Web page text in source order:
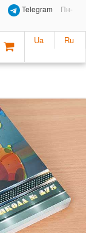
Telegram
Пн-
Ua Ru